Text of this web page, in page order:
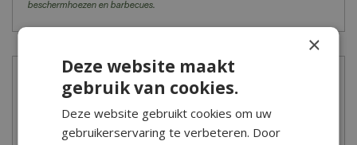
beschermhoezen en barbecues.
Meer informatie
Goed gereedschap is het halve werk! Een tuin onderhouden is
eenvoudig met het tuingereedschap van Tuincentrum De Boet!
×
Deze website maakt
gebruik van cookies.
Deze website gebruikt cookies om uw
gebruikerservaring te verbeteren. Door